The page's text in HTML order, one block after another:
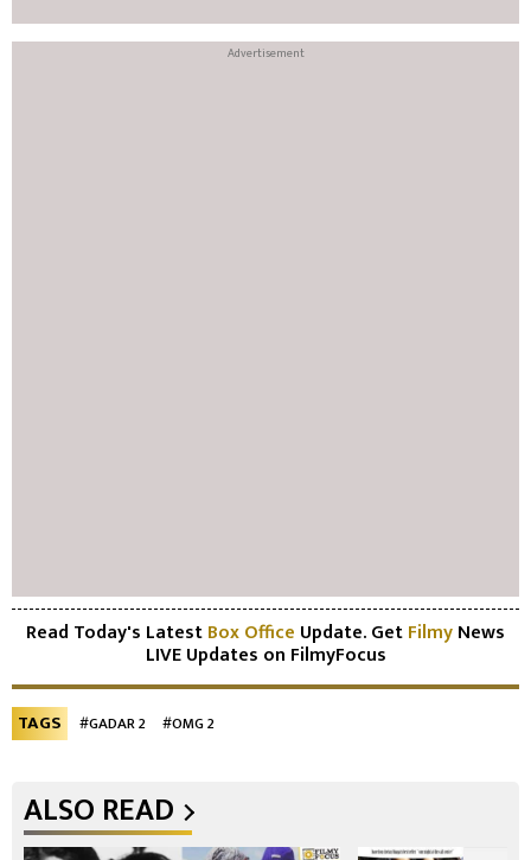
Read Today's LatestBox Office Update. GetFilmyNews
LIVE Updates on FilmyFocus
TAGS #GADAR 2 #OMG 2
ALSO READ